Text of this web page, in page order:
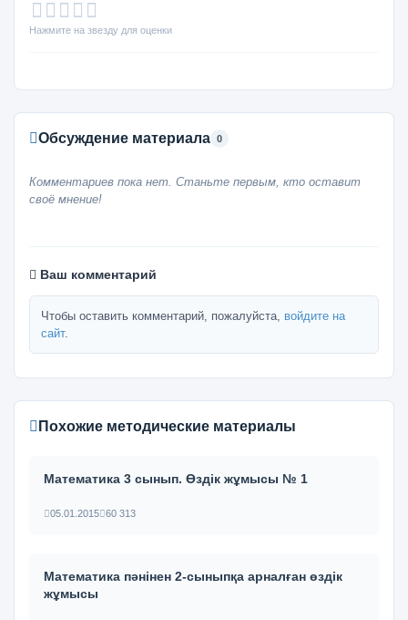
Нажмите на звезду для оценки
Обсуждение материала 0
Комментариев пока нет. Станьте первым, кто оставит
своё мнение!
Ваш комментарий
Чтобы оставить комментарий, пожалуйста, войдите на
сайт.
Похожие методические материалы
Математика 3 сынып. Өздік жұмысы № 1
05.01.2015 60 313
Математика пәнінен 2-сыныпқа арналған өздік
жұмысы